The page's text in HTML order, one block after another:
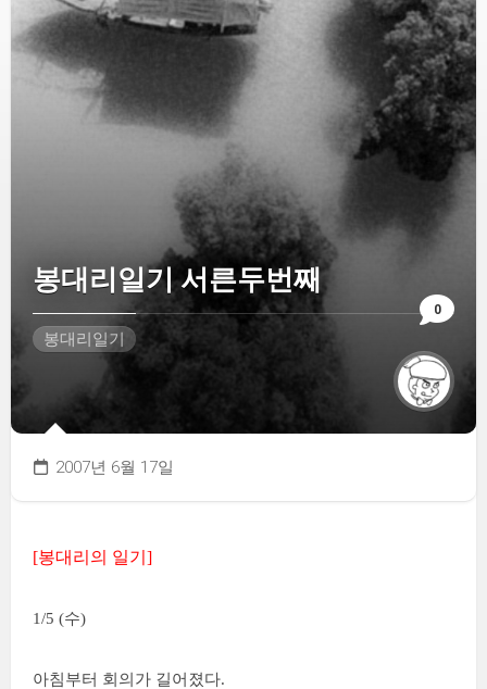
0
봉대리일기 서른두번째
봉대리일기
2007년 6월 17일
[봉대리의 일기]
1/5 (수)
아침부터 회의가 길어졌다.